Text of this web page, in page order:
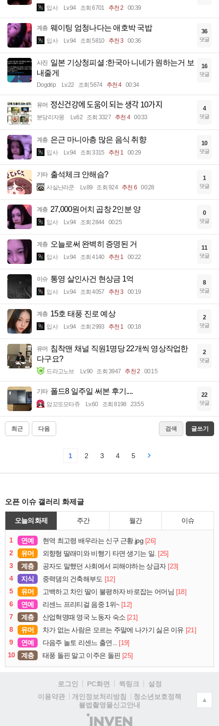
입사 Lv.94 조회 6701 추천 2 00:39
계층 웨이팅 엄청나다는 애호박 국밥
입사 Lv.94 조회 5810 추천 3 00:36
36
댓글
사진 일본 기상청피셜 :한국아 니네가 원하는거 보
내줄게
Dogdrip Lv.22 조회 5674 추천 4 00:34
16
댓글
유머 정신건강에 도움이 되는 생각 10가지
분당리자몽 Lv.62 조회 3327 추천 4 00:33
4
댓글
계층 은근 마니아층 많은 음식 취향
입사 Lv.94 조회 3315 추천 1 00:29
10
댓글
기타 출석체크 안해슴?
사실난라쿤 Lv.89 조회 924 추천 6 00:28
1
댓글
계층 27,000원어치 곱창 2인분 양
입사 Lv.94 조회 2844 00:25
0
댓글
계층 오늘로써 완벽히 증명된 거
입사 Lv.94 조회 4140 추천 1 00:22
11
댓글
이슈 통영 살인사건 현상금 1억
입사 Lv.94 조회 4057 추천 3 00:19
8
댓글
계층 15호 태풍 진로 예상
입사 Lv.94 조회 2993 추천 1 00:18
2
댓글
유머 침착맨 채널 직원1명당 22개씩 영상작업한
다구요?
드라고노브 Lv.90 조회 3947 추천 2 00:15
2
댓글
기타 폴드8 일주일 써본 후기....
암꼬또모타쥬 Lv.60 조회 8198 23:55
22
댓글
최근 다음 검색 글쓰기
1 2 3 4 5
오픈 이슈 갤러리 화제글
오늘의 화제 주간 월간 이슈
1 연예 현역 최고령 배우라는 신구 근황.jpg [26]
2
유머 외향형 딸래미와 비행기 타면 생기는 일. [25]
3
계층 공자도 말했던 사회에서 피해야하는 상급자 [23]
4
지식 중력댐의 건축해부도 [12]
5
유머 고백하고 차인 딸이 불평하자 바로잡는 어머님 [18]
6
연예 리센느 프리티걸 음중 1위~ [12]
7
계층 산업혁명때 영국 노동자 숙소 [21]
8
유머 차가 없는 사람은 모르는 주말에 나가기 싫은 이유 [21]
9
연예 다음주 놀토 리센느 출연... [19]
10
계층 태풍 돌핀 말고 이주은 돌핀 [25]
로그인 PC화면 퀵링크
설정
이용약관
개인정보처리방침
청소년보호정책
불법촬영물신고안내
(주)
▲